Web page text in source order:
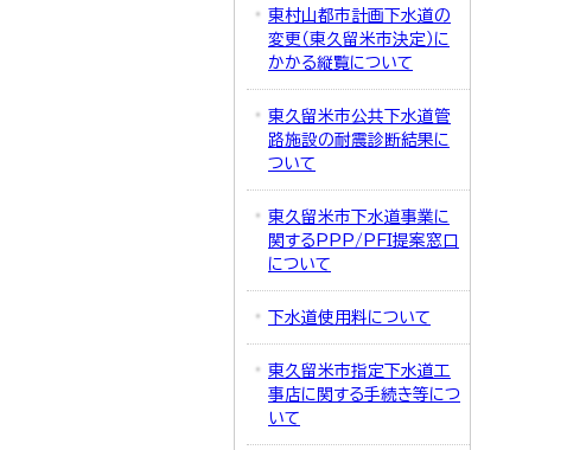
東村山都市計画下水道の
変更（東久留米市決定）に
かかる縦覧について
東久留米市公共下水道管
路施設の耐震診断結果に
ついて
東久留米市下水道事業に
関するPPP/PFI提案窓口
について
下水道使用料について
東久留米市指定下水道工
事店に関する手続き等につ
いて